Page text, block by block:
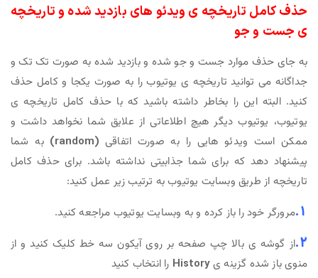
حذف کامل تاریخچه ی ویدئو های بازدید شده و تاریخچه
ی جست و جو
به جای حذف موارد جست و جو شده و بازدید شده به صورت تک تک و
جداگانه می توانید تاریخچه ی یوتیوب را به صورت یکجا و کامل حذف
کنید. البته این را بخاطر داشته باشید که با حذف کامل تاریخچه ی
یوتیوب، یوتیوب دیگر هیچ اطلاعاتی از علایق شما نخواهد داشت و
ممکن است ویدئو هایی را به صورت اتفاقی (random)
به شما
پیشنهاد دهد که برای شما جذابیتی نداشته باشد. برای حذف کامل
تاریخچه از طریق وبسایت یوتیوب به ترتیب زیر عمل کنید:
1. مرورگر خود را باز کرده و به وبسایت یوتیوب مراجعه کنید.
2. از گوشه ی بالا چپ صفحه بر روی آیکون سه خط کلیک کنید و از
منوی باز شده گزینه یHistory را انتخاب کنید